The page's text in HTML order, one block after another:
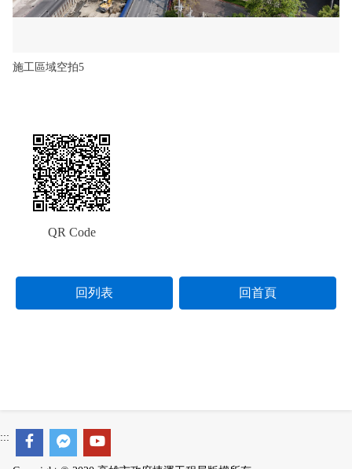
施工區域空拍5
QR Code
回列表 回首頁
:::